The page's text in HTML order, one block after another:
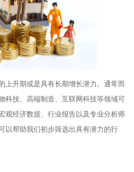
上升期或是具有长期增长潜力。通常而
科技、高端制造、互联网科技等领域可
观经济数据、行业报告以及专业分析师
以帮助我们初步筛选出具有潜力的行